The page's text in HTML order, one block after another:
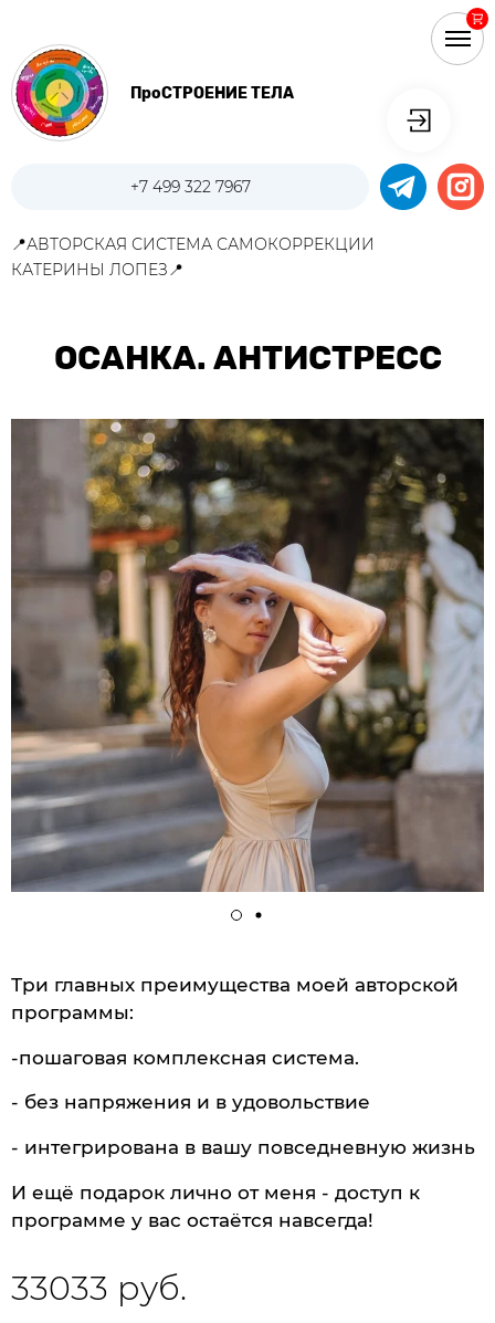
ПроСТРОЕНИЕ ТЕЛА
+7 499 322 7967
📍АВТОРСКАЯ СИСТЕМА САМОКОРРЕКЦИИ
КАТЕРИНЫ ЛОПЕЗ📍
ОСАНКА. АНТИСТРЕСС
Три главных преимущества моей авторской
программы:
-пошаговая комплексная система.
- без напряжения и в удовольствие
- интегрирована в вашу повседневную жизнь
И ещё подарок лично от меня - доступ к
программе у вас остаётся навсегда!
33033 руб.